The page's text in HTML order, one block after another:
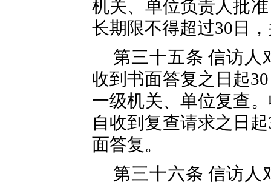
机关、单位负责人批
长期限不得超过30日
第三十五条 信访人
收到书面答复之日起
一级机关、单位复查
自收到复查请求之日
面答复。
第三十六条 信访人